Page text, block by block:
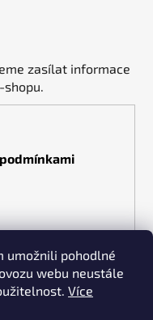
umožnili pohodlné
webu neustále
Více
zasílat informace
podmínkami